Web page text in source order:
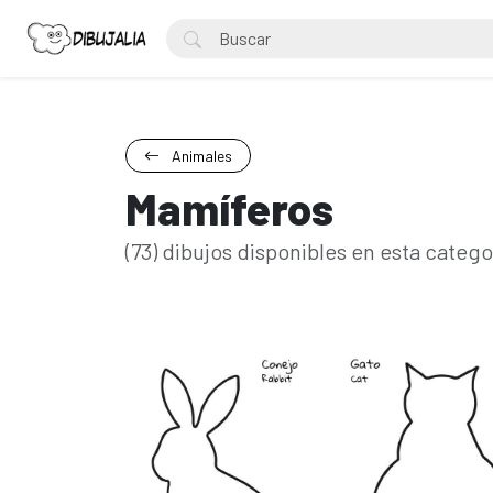
Animales
Mamíferos
(73) dibujos disponibles en esta